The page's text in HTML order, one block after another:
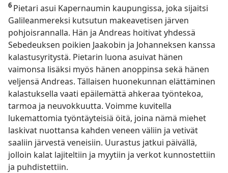
6 Pietari asui Kapernaumin kaupungissa, joka sijaitsi
Galileanmereksi kutsutun makeavetisen järven
pohjoisrannalla. Hän ja Andreas hoitivat yhdessä
Sebedeuksen poikien Jaakobin ja Johanneksen kanssa
kalastusyritystä. Pietarin luona asuivat hänen
vaimonsa lisäksi myös hänen anoppinsa sekä hänen
veljensä Andreas. Tällaisen huonekunnan elättäminen
kalastuksella vaati epäilemättä ahkeraa työntekoa,
tarmoa ja neuvokkuutta. Voimme kuvitella
lukemattomia työntäyteisiä öitä, joina nämä miehet
laskivat nuottansa kahden veneen väliin ja vetivät
saaliin järvestä veneisiin. Uurastus jatkui päivällä,
jolloin kalat lajiteltiin ja myytiin ja verkot kunnostettiin
ja puhdistettiin.